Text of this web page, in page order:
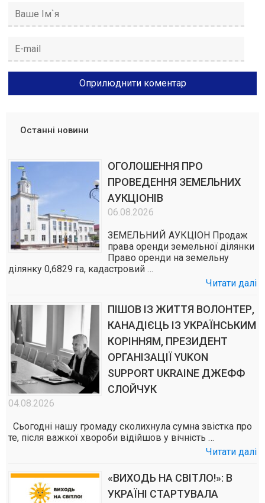
Останні новини
ОГОЛОШЕННЯ ПРО
ПРОВЕДЕННЯ ЗЕМЕЛЬНИХ
АУКЦІОНІВ
06.08.2026
ЗЕМЕЛЬНИЙ АУКЦІОН Продаж
права оренди земельної ділянки
Право оренди на земельну
ділянку 0,6829 га, кадастровий …
Читати далі
ПІШОВ ІЗ ЖИТТЯ ВОЛОНТЕР,
КАНАДІЄЦЬ ІЗ УКРАЇНСЬКИМ
КОРІННЯМ, ПРЕЗИДЕНТ
ОРГАНІЗАЦІЇ YUKON
SUPPORT UKRAINE ДЖЕФФ
СЛОЙЧУК
04.08.2026
Сьогодні нашу громаду сколихнула сумна звістка про
те, після важкої хвороби відійшов у вічність …
Читати далі
«ВИХОДЬ НА СВІТЛО!»: В
УКРАЇНІ СТАРТУВАЛА